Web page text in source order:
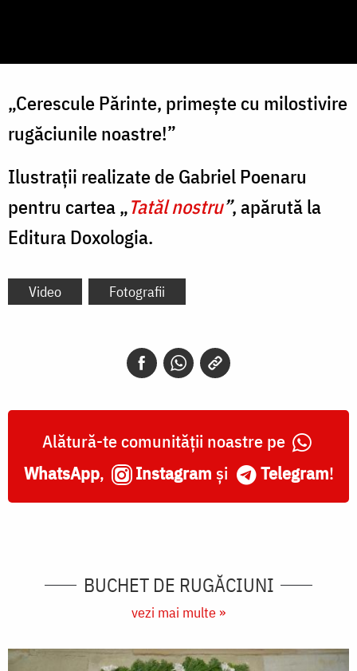
„Cerescule Părinte, primeşte cu milostivire
rugăciunile noastre!”
Ilustrații realizate de Gabriel Poenaru
pentru cartea „Tatăl nostru”, apărută la
Editura Doxologia.
Video Fotografii
Alătură-te comunității noastre pe
WhatsApp, Instagram și Telegram!
BUCHET DE RUGĂCIUNI
vezi mai multe »